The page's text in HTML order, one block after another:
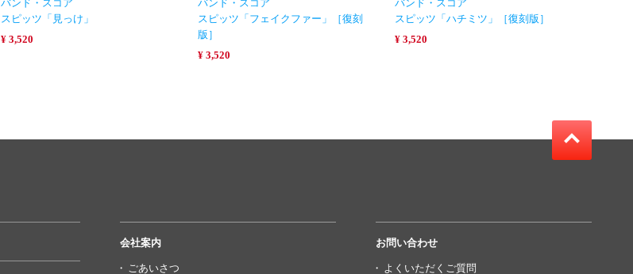
バンド・スコア
スピッツ「見っけ」
¥ 3,520
バンド・スコア
スピッツ「フェイクファー」［復刻
版］
¥ 3,520
バンド・スコア
スピッツ「ハチミツ」［復刻版］
¥ 3,520
会社案内
ごあいさつ
お問い合わせ
よくいただくご質問